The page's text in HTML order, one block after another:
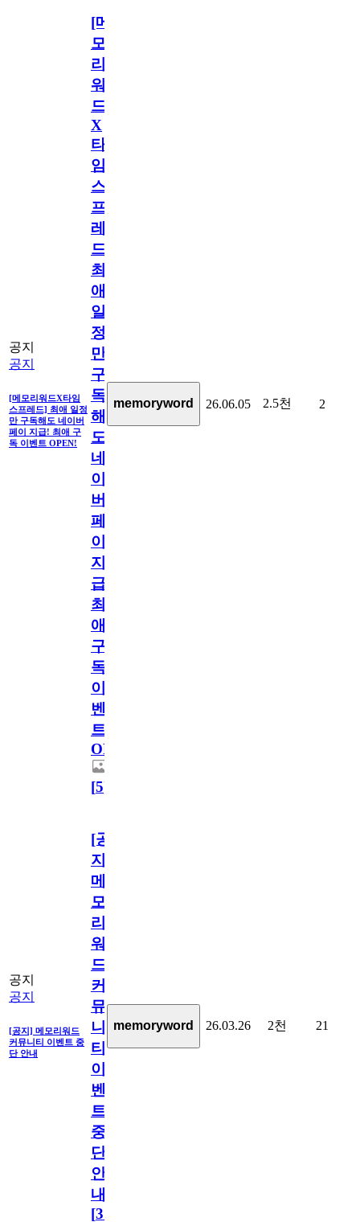
공지
공지
[메모리워드X타임
스프레드] 최애 일정
만 구독해도 네이버
페이 지급! 최애 구
독 이벤트 OPEN!
[메
모
리
워
드
X
타
임
스
프
레
드]
최
애
일
정
만
구
독
해
도
네
이
버
페
이
지
급!
최
애
구
독
이
벤
트
OPEN!
[5]
memoryword 26.06.05 2.5천 2
공지
공지
[공지] 메모리워드
커뮤니티 이벤트 중
단 안내
[공
지]
메
모
리
워
드
커
뮤
니
티
이
벤
트
중
단
안
내
[31
memoryword 26.03.26 2천 21